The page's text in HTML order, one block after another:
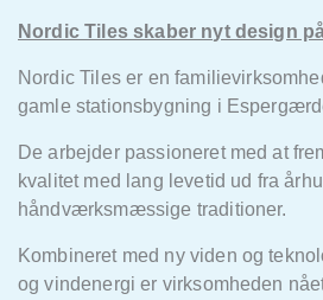
Nordic Tiles skaber nyt design
Nordic Tiles er en
gamle stationsbygning i
De arbejder passioneret med at
kvalitet med lang levetid ud fra
håndværksmæssige traditioner.
Kombineret med ny viden og
og vindenergi er virksomheden